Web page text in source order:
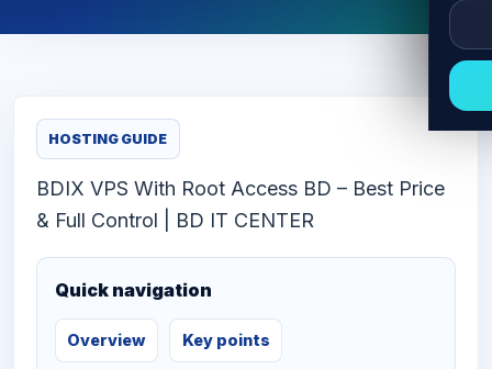
HOSTING GUIDE
BDIX VPS With Root Access BD – Best Price
& Full Control | BD IT CENTER
Quick navigation
Overview Key points